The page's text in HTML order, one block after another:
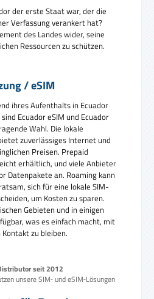
der erste Staat war, der die
Verfassung verankert hat?
des Landes wider, seine
Ressourcen zu schützen.
/ eSIM
ihres Aufenthalts in Ecuador
Ecuador eSIM und Ecuador
Wahl. Die lokale
zuverlässiges Internet und
Preisen. Prepaid
erhältlich, und viele Anbieter
Datenpakete an. Roaming kann
sich für eine lokale SIM-
um Kosten zu sparen.
Gebieten und in einigen
was es einfach macht, mit
zu bleiben.
seit 2012
unsere SIM‑ und eSIM‑Lösungen